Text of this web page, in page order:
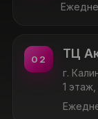
02 ТЦ
г.
1